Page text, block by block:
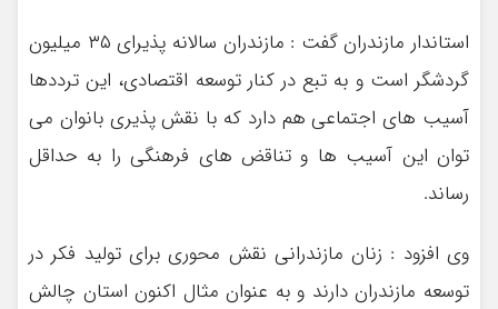
استاندار مازندران گفت : مازندران سالانه پذیرای ۳۵ میلیون
گردشگر است و به تبع در کنار توسعه اقتصادی، این ترددها
آسیب های اجتماعی هم دارد که با نقش پذیری بانوان می
توان این آسیب ها و تناقض های فرهنگی را به حداقل
رساند.
وی افزود : زنان مازندرانی نقش محوری برای تولید فکر در
توسعه مازندران دارند و به عنوان مثال اکنون استان چالش